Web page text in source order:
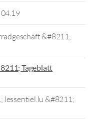
&#8211;
Tageblatt
lessentiel.lu &#8211;